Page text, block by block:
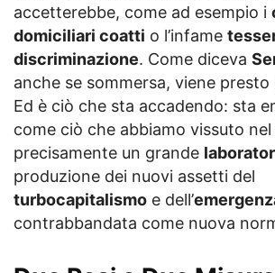
accetterebbe, come ad esempio i
domiciliari coatti o l’infame
discriminazione. Come diceva
anche se sommersa, viene presto
Ed è ciò che sta accadendo: sta
come ciò che abbiamo vissuto nel
precisamente un grande
produzione dei nuovi assetti del
turbocapitalismo e dell’
contrabbandata come nuova